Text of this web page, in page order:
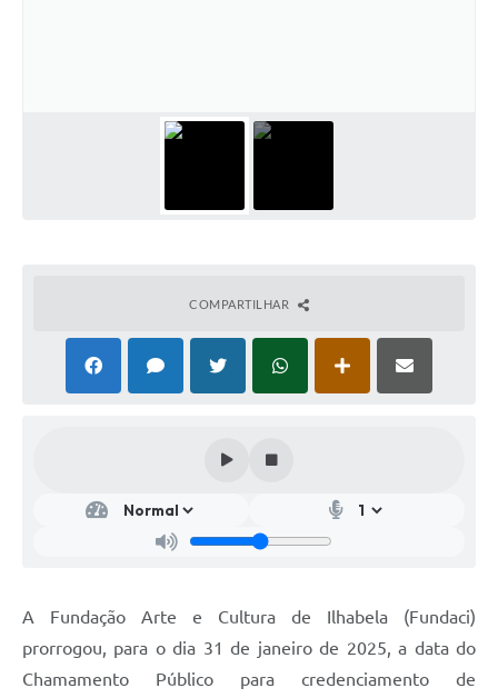
COMPARTILHAR
A Fundação Arte e Cultura de Ilhabela (Fundaci)
prorrogou, para o dia 31 de janeiro de 2025, a data do
Chamamento Público para credenciamento de